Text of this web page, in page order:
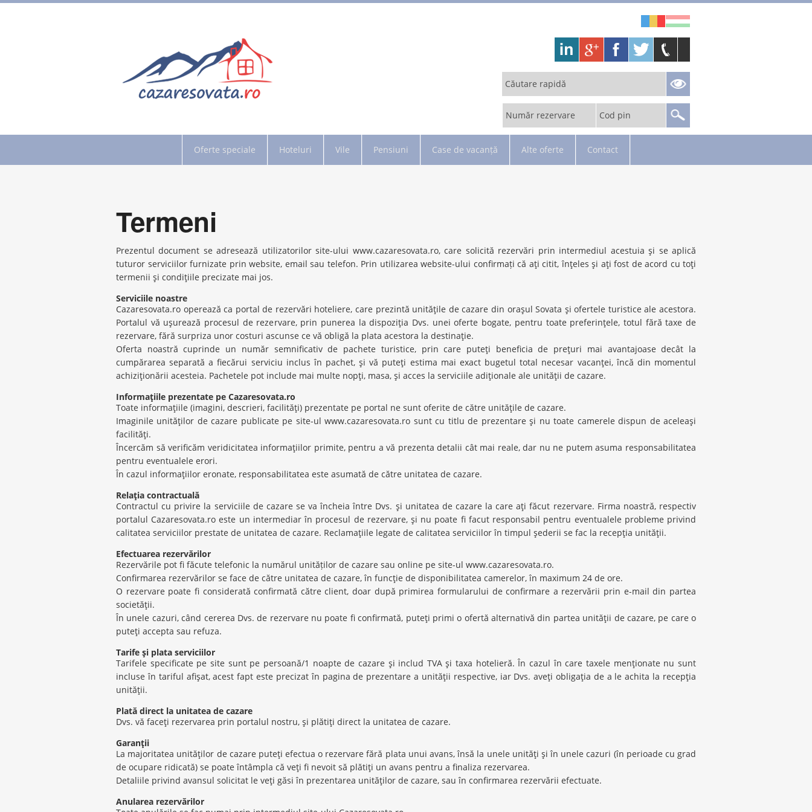
Căutare rapidă
Număr rezervare Cod pin
Oferte speciale Hoteluri Vile Pensiuni Case de vacanță Alte oferte Contact
Termeni
Prezentul document se adresează utilizatorilor site-ului www.cazaresovata.ro, care solicită rezervări prin intermediul acestuia şi se aplică
tuturor serviciilor furnizate prin website, email sau telefon. Prin utilizarea website-ului confirmați că aţi citit, înţeles şi aţi fost de acord cu toţi
termenii şi condiţiile precizate mai jos.
Serviciile noastre
Cazaresovata.ro operează ca portal de rezervări hoteliere, care prezintă unităţile de cazare din oraşul Sovata şi ofertele turistice ale acestora.
Portalul vă uşurează procesul de rezervare, prin punerea la dispoziţia Dvs. unei oferte bogate, pentru toate preferinţele, totul fără taxe de
rezervare, fără surpriza unor costuri ascunse ce vă obligă la plata acestora la destinaţie.
Oferta noastră cuprinde un număr semnificativ de pachete turistice, prin care puteţi beneficia de preţuri mai avantajoase decât la
cumpărarea separată a fiecărui serviciu inclus în pachet, şi vă puteţi estima mai exact bugetul total necesar vacanţei, încă din momentul
achiziţionării acesteia. Pachetele pot include mai multe nopţi, masa, şi acces la serviciile adiţionale ale unităţii de cazare.
Informaţiile prezentate pe Cazaresovata.ro
Toate informaţiile (imagini, descrieri, facilităţi) prezentate pe portal ne sunt oferite de către unităţile de cazare.
Imaginile unităţilor de cazare publicate pe site-ul www.cazaresovata.ro sunt cu titlu de prezentare şi nu toate camerele dispun de aceleaşi
facilităţi.
Încercăm să verificăm veridicitatea informaţiilor primite, pentru a vă prezenta detalii cât mai reale, dar nu ne putem asuma responsabilitatea
pentru eventualele erori.
În cazul informaţiilor eronate, responsabilitatea este asumată de către unitatea de cazare.
Relaţia contractuală
Contractul cu privire la serviciile de cazare se va încheia între Dvs. şi unitatea de cazare la care aţi făcut rezervare. Firma noastră, respectiv
portalul Cazaresovata.ro este un intermediar în procesul de rezervare, şi nu poate fi facut responsabil pentru eventualele probleme privind
calitatea serviciilor prestate de unitatea de cazare. Reclamaţiile legate de calitatea serviciilor în timpul şederii se fac la recepţia unităţii.
Efectuarea rezervărilor
Rezervările pot fi făcute telefonic la numărul unităților de cazare sau online pe site-ul www.cazaresovata.ro.
Confirmarea rezervărilor se face de către unitatea de cazare, în funcţie de disponibilitatea camerelor, în maximum 24 de ore.
O rezervare poate fi considerată confirmată către client, doar după primirea formularului de confirmare a rezervării prin e-mail din partea
societăţii.
În unele cazuri, când cererea Dvs. de rezervare nu poate fi confirmată, puteţi primi o ofertă alternativă din partea unităţii de cazare, pe care o
puteţi accepta sau refuza.
Tarife şi plata serviciilor
Tarifele specificate pe site sunt pe persoană/1 noapte de cazare şi includ TVA şi taxa hotelieră. În cazul în care taxele menţionate nu sunt
incluse în tariful afişat, acest fapt este precizat în pagina de prezentare a unităţii respective, iar Dvs. aveţi obligaţia de a le achita la recepţia
unităţii.
Plată direct la unitatea de cazare
Dvs. vă faceţi rezervarea prin portalul nostru, şi plătiţi direct la unitatea de cazare.
Garanţii
La majoritatea unităţilor de cazare puteţi efectua o rezervare fără plata unui avans, însă la unele unităţi şi în unele cazuri (în perioade cu grad
de ocupare ridicată) se poate întâmpla că veţi fi nevoit să plătiţi un avans pentru a finaliza rezervarea.
Detaliile privind avansul solicitat le veţi găsi în prezentarea unităţilor de cazare, sau în confirmarea rezervării efectuate.
Anularea rezervărilor